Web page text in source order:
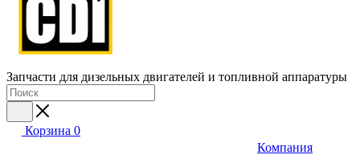
Запчасти для дизельных двигателей и топливной аппаратуры
Корзина 0
Компания